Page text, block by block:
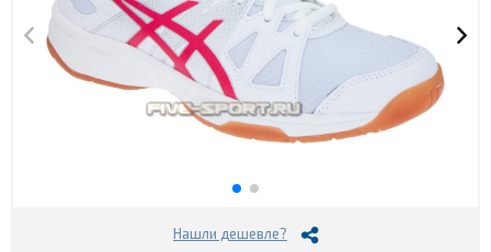
Нашли дешевле?